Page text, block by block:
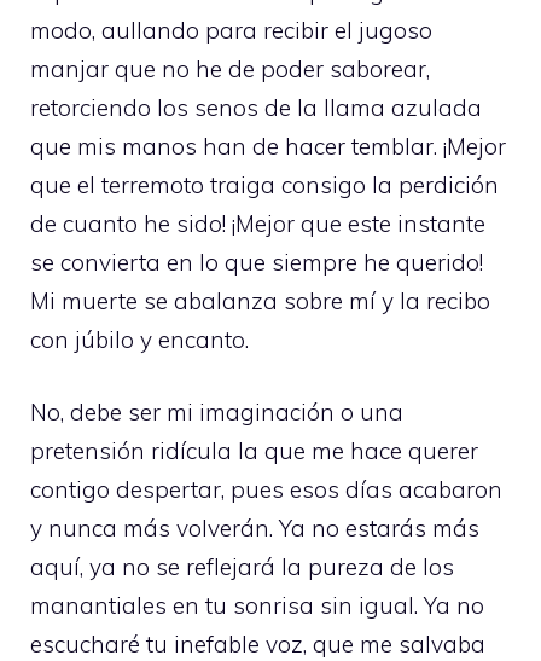
modo, aullando para recibir el jugoso
manjar que no he de poder saborear,
retorciendo los senos de la llama azulada
que mis manos han de hacer temblar. ¡Mejor
que el terremoto traiga consigo la perdición
de cuanto he sido! ¡Mejor que este instante
se convierta en lo que siempre he querido!
Mi muerte se abalanza sobre mí y la recibo
con júbilo y encanto.
No, debe ser mi imaginación o una
pretensión ridícula la que me hace querer
contigo despertar, pues esos días acabaron
y nunca más volverán. Ya no estarás más
aquí, ya no se reflejará la pureza de los
manantiales en tu sonrisa sin igual. Ya no
escucharé tu inefable voz, que me salvaba